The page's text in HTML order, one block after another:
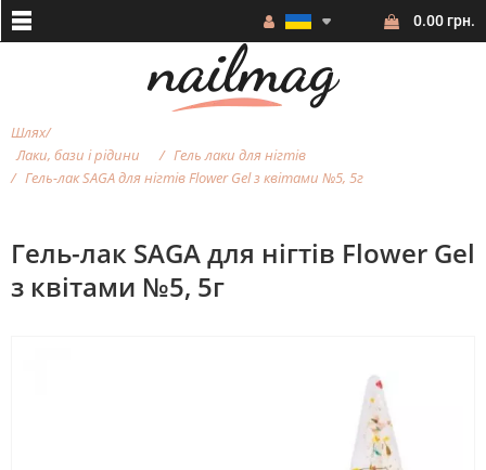
0.00 грн.
Шлях
Лаки, бази і рідини
Гель лаки для нігтів
Гель-лак SAGA для нігтів Flower Gel з квітами №5, 5г
Гель-лак SAGA для нігтів Flower Gel
з квітами №5, 5г